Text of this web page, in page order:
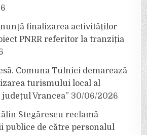
finalizarea activităților
PNRR referitor la tranziția
Comuna Tulnici demarează
turismului local al
Vrancea” 30/06/2026
Stegărescu reclamă
publice de către personalul